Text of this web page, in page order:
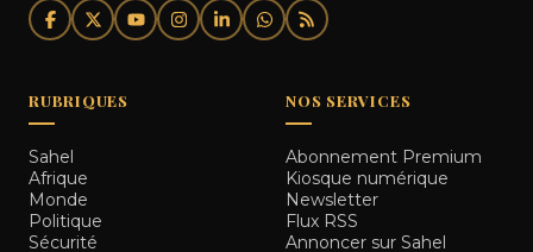
RUBRIQUES
Sahel
Afrique
Monde
Politique
Sécurité
NOS SERVICES
Abonnement Premium
Kiosque numérique
Newsletter
Flux RSS
Annoncer sur Sahel